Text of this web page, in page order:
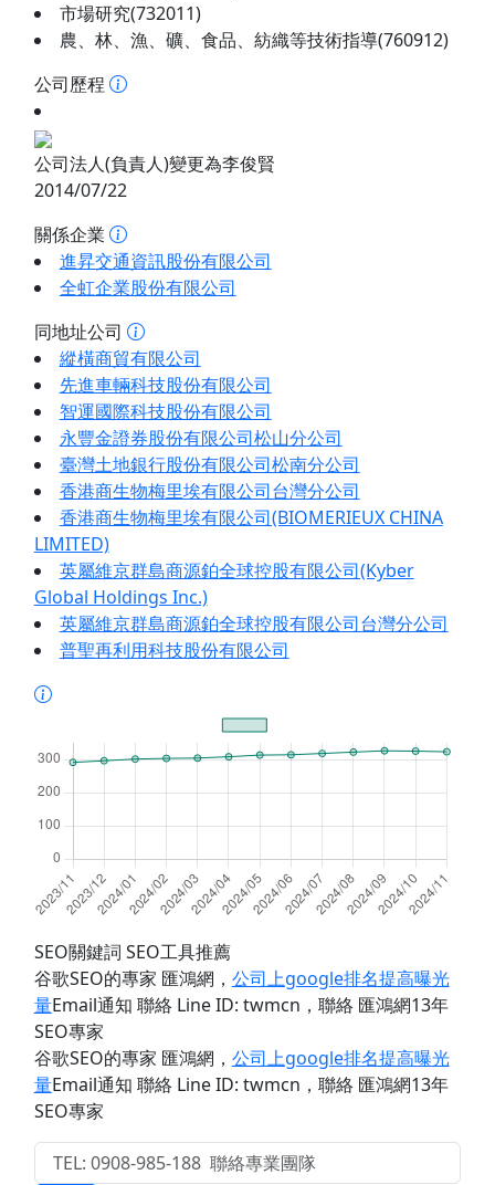
市場研究(732011)
農、林、漁、礦、食品、紡織等技術指導(760912)
公司歷程
公司法人(負責人)變更為李俊賢
2014/07/22
關係企業
進昇交通資訊股份有限公司
全虹企業股份有限公司
同地址公司
縱橫商貿有限公司
先進車輛科技股份有限公司
智運國際科技股份有限公司
永豐金證券股份有限公司松山分公司
臺灣土地銀行股份有限公司松南分公司
香港商生物梅里埃有限公司台灣分公司
香港商生物梅里埃有限公司(BIOMERIEUX CHINA
LIMITED)
英屬維京群島商源鉑全球控股有限公司(Kyber
Global Holdings Inc.)
英屬維京群島商源鉑全球控股有限公司台灣分公司
普聖再利用科技股份有限公司
SEO關鍵詞 SEO工具推薦
谷歌SEO的專家 匯鴻網 ， 公司上google排名提高曝光
量Email通知 聯絡 Line ID: twmcn ，聯絡 匯鴻網13年
SEO專家
谷歌SEO的專家 匯鴻網 ， 公司上google排名提高曝光
量Email通知 聯絡 Line ID: twmcn ，聯絡 匯鴻網13年
SEO專家